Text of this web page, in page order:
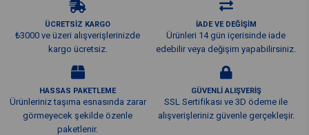
ÜCRETSİZ KARGO
₺3000 ve üzeri alışverişlerinizde
kargo ücretsiz.
İADE VE DEĞİŞİM
Ürünleri 14 gün içerisinde iade
edebilir veya değişim yapabilirsiniz.
HASSAS PAKETLEME
Ürünleriniz taşıma esnasında zarar
görmeyecek şekilde özenle
paketlenir.
GÜVENLİ ALIŞVERİŞ
SSL Sertifikası ve 3D ödeme ile
alışverişleriniz güvenle gerçekleşir.